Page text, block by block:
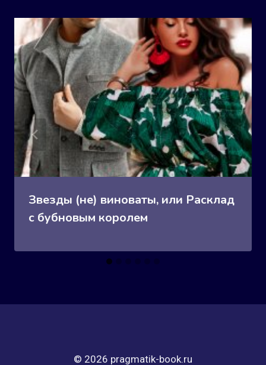
Звезды (не) виноваты, или Расклад
с бубновым королем
© 2026 pragmatik-book.ru